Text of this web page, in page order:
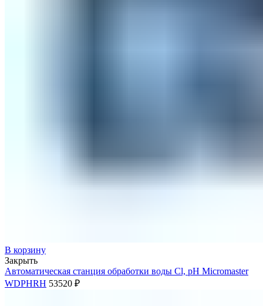
В корзину
Закрыть
Автоматическая станция обработки воды Cl, pH Micromaster
WDPHRH 53520 ₽